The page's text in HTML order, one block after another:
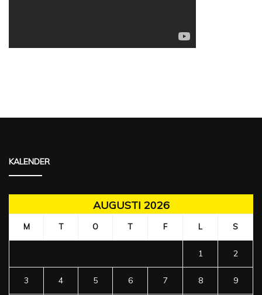
KALENDER
AUGUSTI 2026
M T O T F L S
1 2
3 4 5 6 7 8 9